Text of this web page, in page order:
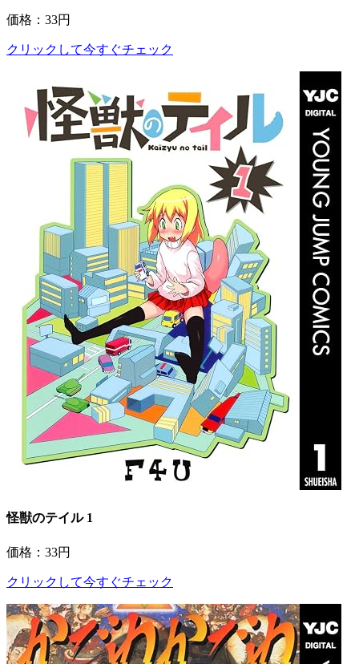
価格：33円
クリックして今すぐチェック
怪獣のテイル 1
価格：33円
クリックして今すぐチェック